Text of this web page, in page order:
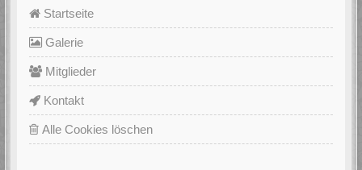
Startseite
Galerie
Mitglieder
Kontakt
Alle Cookies löschen